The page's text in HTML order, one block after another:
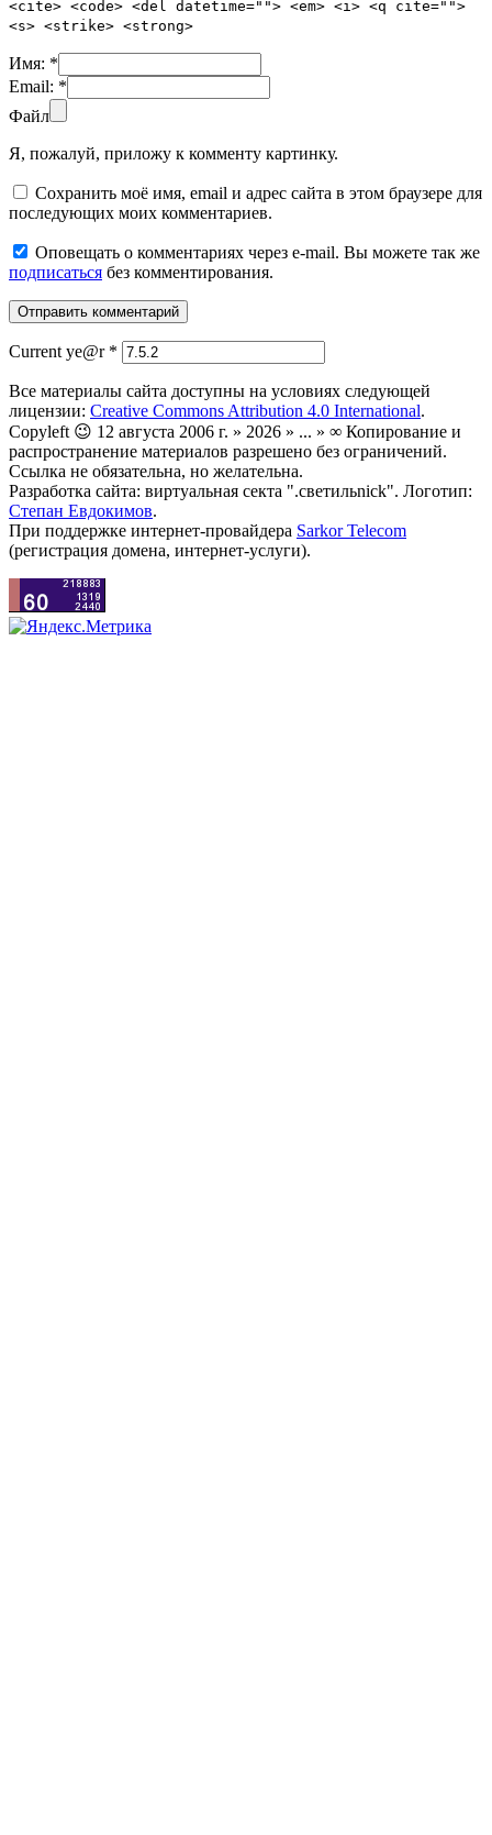
<cite> <code> <del datetime=""> <em> <i> <q cite="">
<s> <strike> <strong>
Имя: *
Email: *
Файл
Я, пожалуй, приложу к комменту картинку.
Сохранить моё имя, email и адрес сайта в этом браузере для
последующих моих комментариев.
Оповещать о комментариях через e-mail. Вы можете так же
подписаться без комментирования.
Current ye@r *
Все материалы сайта доступны на условиях следующей
лицензии: Creative Commons Attribution 4.0 International.
Copyleft 😉 12 августа 2006 г. » 2026 » ... » ∞ Копирование и
распространение материалов разрешено без ограничений.
Ссылка не обязательна, но желательна.
Разработка сайта: виртуальная секта ".светильnick". Логотип:
Степан Евдокимов.
При поддержке интернет-провайдера Sarkor Telecom
(регистрация домена, интернет-услуги).